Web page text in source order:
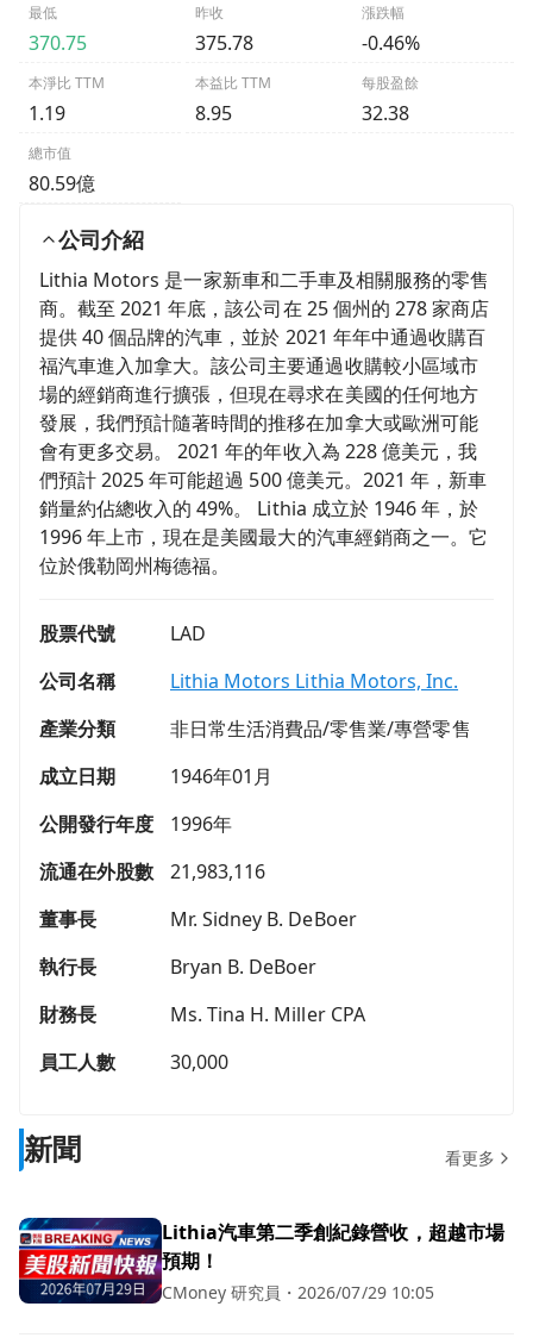
最低
370.75
昨收
375.78
漲跌幅
-0.46%
本淨比 TTM
1.19
本益比 TTM
8.95
每股盈餘
32.38
總市值
80.59億
公司介紹
Lithia Motors 是一家新車和二手車及相關服務的零售
商。截至 2021 年底，該公司在 25 個州的 278 家商店
提供 40 個品牌的汽車，並於 2021 年年中通過收購百
福汽車進入加拿大。該公司主要通過收購較小區域市
場的經銷商進行擴張，但現在尋求在美國的任何地方
發展，我們預計隨著時間的推移在加拿大或歐洲可能
會有更多交易。 2021 年的年收入為 228 億美元，我
們預計 2025 年可能超過 500 億美元。2021 年，新車
銷量約佔總收入的 49%。 Lithia 成立於 1946 年，於
1996 年上市，現在是美國最大的汽車經銷商之一。它
位於俄勒岡州梅德福。
股票代號
LAD
公司名稱
Lithia Motors Lithia Motors, Inc.
產業分類
非日常生活消費品/零售業/專營零售
成立日期
1946年01月
公開發行年度
1996年
流通在外股數
21,983,116
董事長
Mr. Sidney B. DeBoer
執行長
Bryan B. DeBoer
財務長
Ms. Tina H. Miller CPA
員工人數
30,000
新聞 看更多
Lithia汽車第二季創紀錄營收，超越市場
預期！
CMoney 研究員 ・ 2026/07/29 10:05